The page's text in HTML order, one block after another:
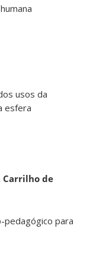
usos da
esfera
Carrilho de
pedagógico para